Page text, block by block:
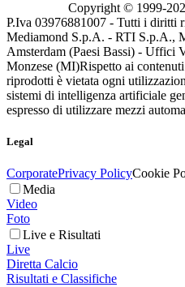
Copyright © 1999-
P.Iva 03976881007 - Tutti i diritti
Mediamond S.p.A. - RTI S.p.A.,
Amsterdam (Paesi Bassi) - Uffici
Monzese (MI)Rispetto ai
riprodotti è vietata ogni
sistemi di intelligenza artificiale
espresso di utilizzare mezzi
Legal
CorporatePrivacy PolicyCookie
Media
Video
Foto
Live e Risultati
Live
Diretta Calcio
Risultati e Classifiche